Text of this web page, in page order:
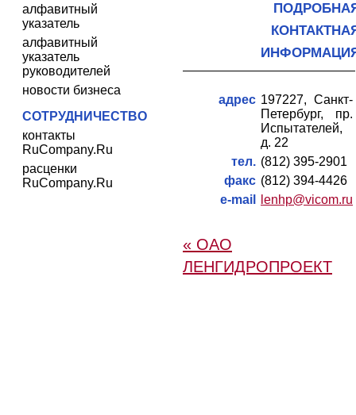
алфавитный
указатель
алфавитный
указатель
руководителей
новости бизнеса
СОТРУДНИЧЕСТВО
контакты
RuCompany.Ru
расценки
RuCompany.Ru
адрес 197227, Санкт-
Петербург, пр.
Испытателей,
д. 22
тел. (812) 395-2901
факс (812) 394-4426
e-mail
lenhp@vicom.ru
« ОАО
ЛЕНГИДРОПРОЕКТ